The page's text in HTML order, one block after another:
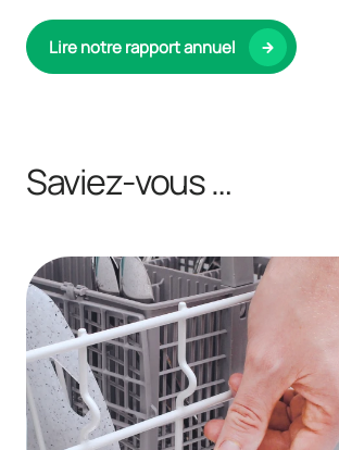
Lire notre rapport annuel
Saviez-vous …